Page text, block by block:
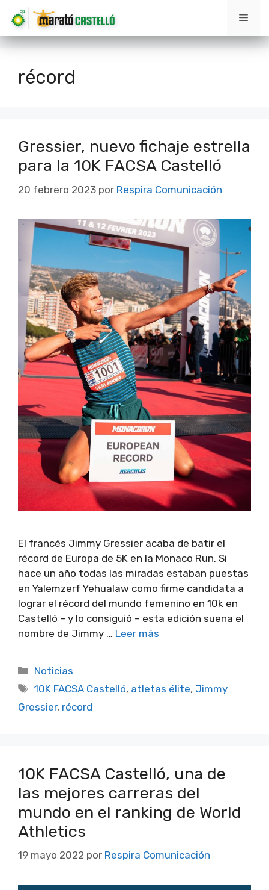
Saltar
contenido
Menú
récord
Gressier, nuevo fichaje estrella
para la 10K FACSA Castelló
20 febrero 2023 por Respira Comunicación
El francés Jimmy Gressier acaba de batir el
récord de Europa de 5K en la Monaco Run. Si
hace un año todas las miradas estaban puestas
en Yalemzerf Yehualaw como firme candidata a
lograr el récord del mundo femenino en 10k en
Castelló – y lo consiguió – esta edición suena el
nombre de Jimmy … Leer más
Categorías
Noticias
Etiquetas
10K FACSA Castelló, atletas élite, Jimmy
Gressier, récord
10K FACSA Castelló, una de
las mejores carreras del
mundo en el ranking de World
Athletics
19 mayo 2022 por Respira Comunicación